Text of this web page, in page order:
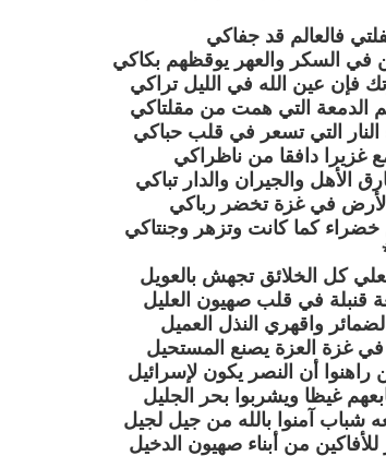
فالعالم قد جفاكي
في السكر والعهر يوقظهم بكاكي
فإن عين الله في الليل تراكي
الدمعة التي همت من مقلتاكي
التي تسعر في قلب حباكي
غزيرا دافقا من ناظراكي
الأهل والجيران والدار تباكي
في غزة تخضر رباكي
خضراء كما كانت وتزهر وجنتاكي
كل الخلائق تجهش بالعويل
قنبلة في قلب صهيون العليل
واقهري النذل العميل
غزة العزة يصنع المستحيل
راهنوا أن النصر يكون لإسرائيل
غيظا ويشربوا بحر الجليل
شباب آمنوا بالله من جيل لجيل
من أبناء صهيون الدخيل